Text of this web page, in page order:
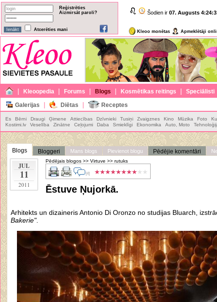
Reģistrēties
Aizmirsāt paroli?
Atcerēties mani
Šodien ir 07. Augusts
Kleoo monētas Apmeklētāji
| Kleoopedia | Forums | Blogs | Kosmētikas reitings | Speciālisti
Galerijas | Diētas | Receptes
Es Bērni Draugi Ģimene Attiecības Dzīvnieki Tusiņi Zvaigznes Kino Mūzika Foto
Kostimi.lv
Veselība Zinātne Ceļojumi Daba Smieklīgi Ekonomika Auto, Moto
Blogs Bloggeri Mans blogs Pievienot blogu Pēdējie komentāri
JUL
11
2011
Pēdējais blogos >> Virtuve >> rutuks
[4]
Ēstuve Ņujorkā.
Аrhitekts un dizaineris Antonio Di Oronzo no studijas Bluarch,
Bakerie".